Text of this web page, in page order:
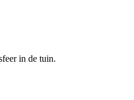
in de tuin.